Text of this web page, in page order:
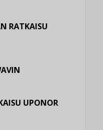
RATKAISU
UPONOR